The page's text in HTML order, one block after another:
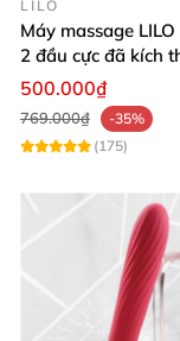
LILO
Máy massage
2 đầu cực đã kích
G âm đạo
500.000₫
769.000₫
-35%
(175)